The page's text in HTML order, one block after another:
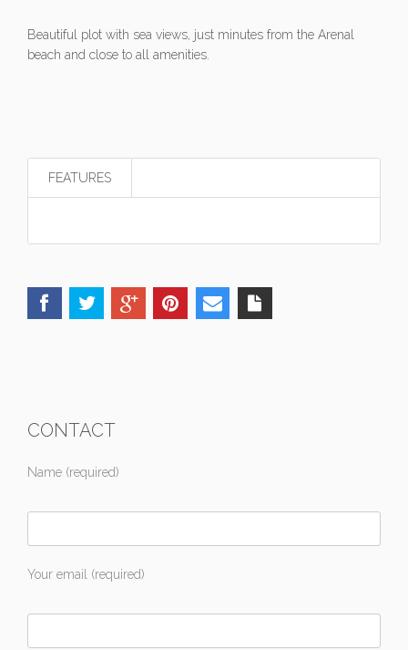
Beautiful plot with sea views, just minutes from the Arenal
beach and close to all amenities.
FEATURES
CONTACT
Name (required)
Your email (required)